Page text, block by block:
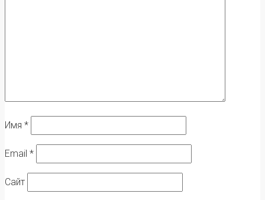
Имя *
Email *
Сайт